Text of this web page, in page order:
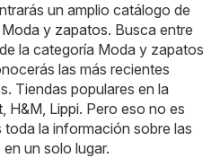
un amplio catálogo de
Moda y zapatos. Busca entre
la categoría Moda y zapatos
las más recientes
Tiendas populares en la
, H&M, Lippi. Pero eso no es
la información sobre las
un solo lugar.